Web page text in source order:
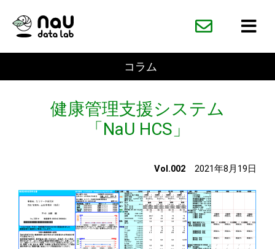
コラム
健康管理支援システム
「NaU HCS」
Vol.002 2021年8月19日